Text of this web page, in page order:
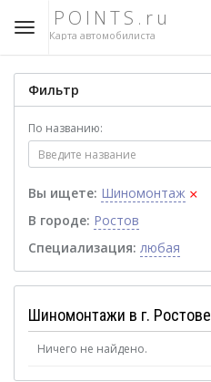
POINTS.ru
Карта автомобилиста
Фильтр
По названию:
Вы ищете: Шиномонтаж ×
В городе: Ростов
Специализация: любая
Шиномонтажи в г. Ростове
Ничего не найдено.